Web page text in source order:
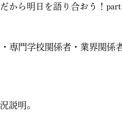
から明日を語り合おう！
専門学校関係者・業界関係
説明。